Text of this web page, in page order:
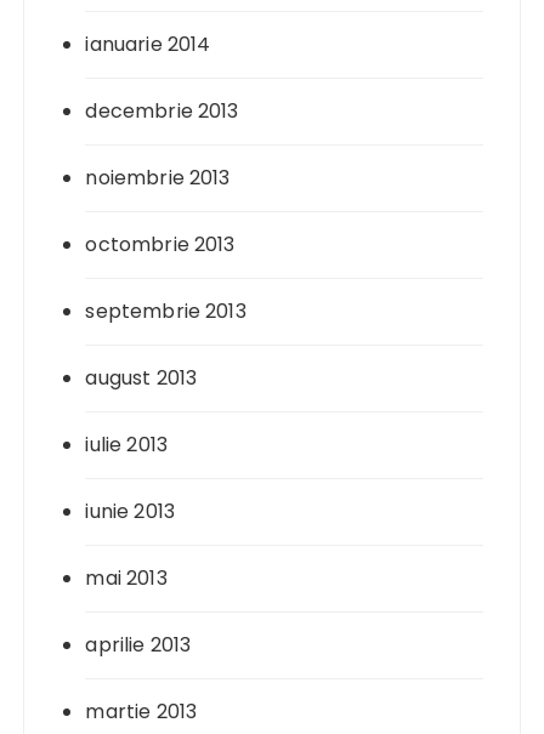
ianuarie 2014
decembrie 2013
noiembrie 2013
octombrie 2013
septembrie 2013
august 2013
iulie 2013
iunie 2013
mai 2013
aprilie 2013
martie 2013